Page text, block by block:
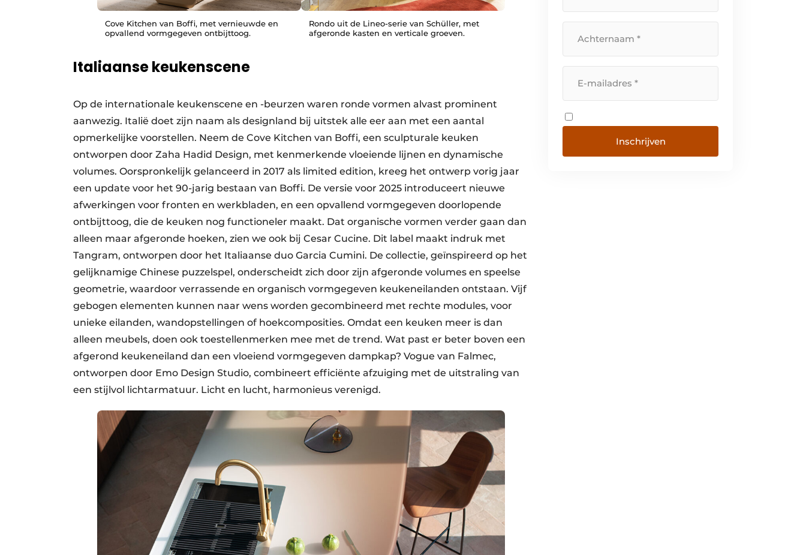
Cove Kitchen van Boffi, met vernieuwde en
opvallend vormgegeven ontbijttoog.
Rondo uit de Lineo-serie van Schüller, met
afgeronde kasten en verticale groeven.
Italiaanse keukenscene
Op de internationale keukenscene en -beurzen waren ronde vormen alvast prominent
aanwezig. Italië doet zijn naam als designland bij uitstek alle eer aan met een aantal
opmerkelijke voorstellen. Neem de Cove Kitchen van Boffi, een sculpturale keuken
ontworpen door Zaha Hadid Design, met kenmerkende vloeiende lijnen en dynamische
volumes. Oorspronkelijk gelanceerd in 2017 als limited edition, kreeg het ontwerp vorig jaar
een update voor het 90-jarig bestaan van Boffi. De versie voor 2025 introduceert nieuwe
afwerkingen voor fronten en werkbladen, en een opvallend vormgegeven doorlopende
ontbijttoog, die de keuken nog functioneler maakt. Dat organische vormen verder gaan dan
alleen maar afgeronde hoeken, zien we ook bij Cesar Cucine. Dit label maakt indruk met
Tangram, ontworpen door het Italiaanse duo Garcia Cumini. De collectie, geïnspireerd op het
gelijknamige Chinese puzzelspel, onderscheidt zich door zijn afgeronde volumes en speelse
geometrie, waardoor verrassende en organisch vormgegeven keukeneilanden ontstaan. Vijf
gebogen elementen kunnen naar wens worden gecombineerd met rechte modules, voor
unieke eilanden, wandopstellingen of hoekcomposities. Omdat een keuken meer is dan
alleen meubels, doen ook toestellenmerken mee met de trend. Wat past er beter boven een
afgerond keukeneiland dan een vloeiend vormgegeven dampkap? Vogue van Falmec,
ontworpen door Emo Design Studio, combineert efficiënte afzuiging met de uitstraling van
een stijlvol lichtarmatuur. Licht en lucht, harmonieus verenigd.
Inschrijven